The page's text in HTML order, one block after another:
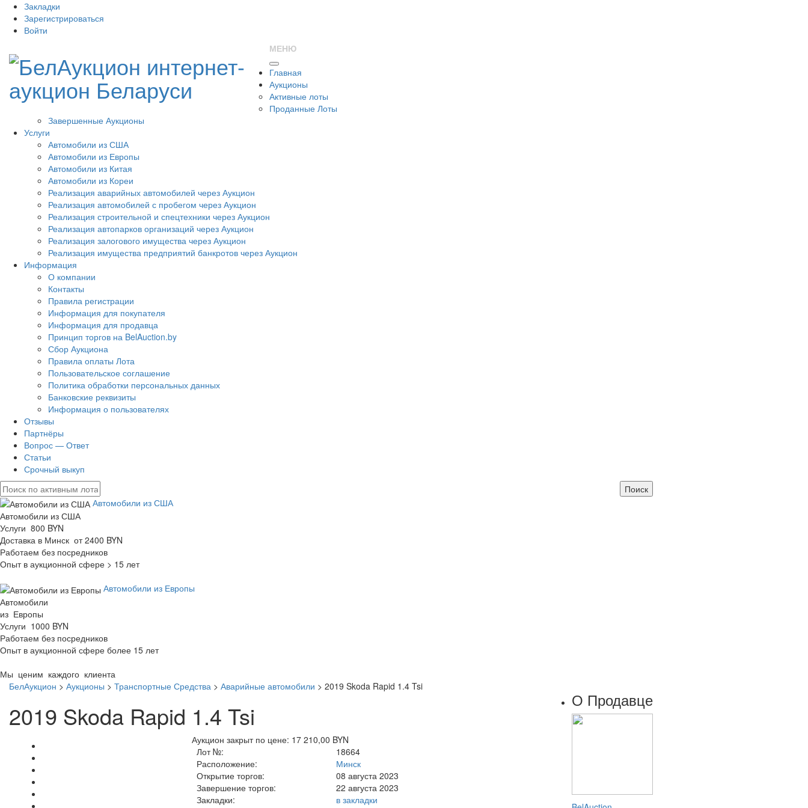
Закладки
Зарегистрироваться
Войти
МЕНЮ
Главная
Аукционы
Активные лоты
Проданные Лоты
Завершенные Аукционы
Услуги
Автомобили из США
Автомобили из Европы
Автомобили из Китая
Автомобили из Кореи
Реализация аварийных автомобилей через Аукцион
Реализация автомобилей с пробегом через Аукцион
Реализация строительной и спецтехники через Аукцион
Реализация автопарков организаций через Аукцион
Реализация залогового имущества через Аукцион
Реализация имущества предприятий банкротов через Аукцион
Информация
О компании
Контакты
Правила регистрации
Информация для покупателя
Информация для продавца
Принцип торгов на BelAuction.by
Сбор Аукциона
Правила оплаты Лота
Пользовательское соглашение
Политика обработки персональных данных
Банковские реквизиты
Информация о пользователях
Отзывы
Партнёры
Вопрос — Ответ
Статьи
Срочный выкуп
Автомобили из США
Автомобили из США
Услуги 800 BYN
Доставка в Минск от 2400 BYN
Работаем без посредников
Опыт в аукционной сфере > 15 лет
Автомобили из Европы
Автомобили
из Европы
Услуги 1000 BYN
Работаем без посредников
Опыт в аукционной сфере более 15 лет
Мы ценим каждого клиента
БелАукцион > Аукционы > Транспортные Средства > Аварийные автомобили > 2019 Skoda Rapid 1.4 Tsi
2019 Skoda Rapid 1.4 Tsi
Аукцион закрыт по цене: 17 210,00 BYN
Лот №:
18664
Расположение:
Минск
Открытие торгов:
08 августа 2023
Завершение торгов:
22 августа 2023
Закладки:
в закладки
О Продавце